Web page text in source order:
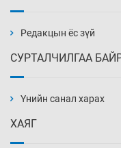
6 цаг 2
6 цаг
Редакцын ёс зүй
СУРТАЛЧИЛГАА
Үнийн санал харах
ХАЯГ